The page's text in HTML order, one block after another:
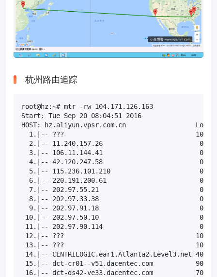
杭州路由追踪
root@hz:~# mtr -rw 104.171.126.163
Start: Tue Sep 20 08:04:51 2016
HOST: hz.aliyun.vpsr.com.cn
1.|-- ???
2.|-- 11.240.157.26
3.|-- 106.11.144.41
4.|-- 42.120.247.58
5.|-- 115.236.101.210
6.|-- 220.191.200.61
7.|-- 202.97.55.21
8.|-- 202.97.33.38
9.|-- 202.97.91.18
10.|-- 202.97.50.10                          0.0%
11.|-- 202.97.90.114                         0.0%
12.|-- ???                                  100.0
13.|-- ???                                  100.0
14.|-- CENTRILOGIC.ear1.Atlanta2.Level3.net
15.|-- dct-cr01--v51.dacentec.com
16.|-- dct-ds42-ve33.dacentec.com